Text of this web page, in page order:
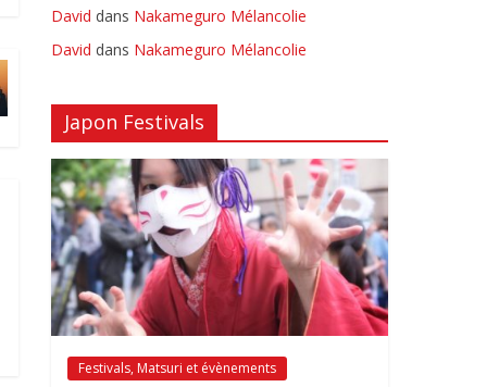
David dans Nakameguro Mélancolie
David dans Nakameguro Mélancolie
Japon Festivals
Festivals, Matsuri et évènements